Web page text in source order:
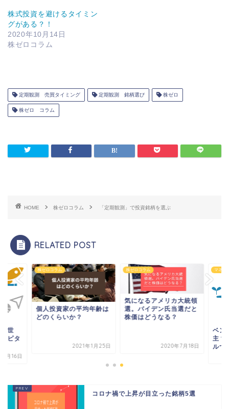
株式投資を避けるタイミン
グがある？！
2020年10月14日
株ゼロコラム
定期観測 売買タイミング 定期観測 銘柄選び 株ゼロ
株ゼロ コラム
HOME 株ゼロコラム 「定期観測」で投資銘柄を選ぶ
RELATED POST
コラム
投資家の平均年齢は
株ゼロコラム
気になるアメリカ大統領
選。バイデン氏当選だと
株価はどうなる？
ベンチャー企業の救
主？ベンチャーキャ
ルついて解説します
コロナ禍で上昇が目立った銘柄5選